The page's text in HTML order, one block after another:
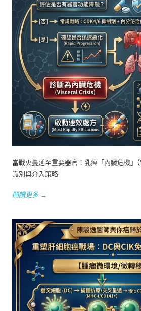
當戰火蔓延至重要器官：乳癌「內臟危機
識別與介入策略
閱讀更多 →